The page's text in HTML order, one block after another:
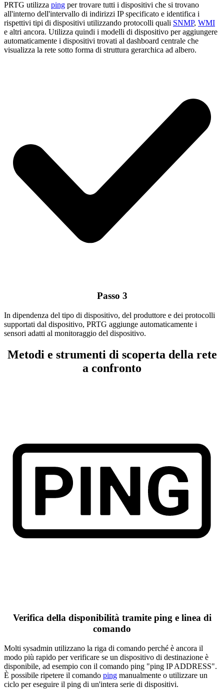
PRTG utilizza ping per trovare tutti i dispositivi che si trovano
all'interno dell'intervallo di indirizzi IP specificato e identifica i
rispettivi tipi di dispositivi utilizzando protocolli quali SNMP, WMI
e altri ancora. Utilizza quindi i modelli di dispositivo per aggiungere
automaticamente i dispositivi trovati al dashboard centrale che
visualizza la rete sotto forma di struttura gerarchica ad albero.
Passo 3
In dipendenza del tipo di dispositivo, del produttore e dei protocolli
supportati dal dispositivo, PRTG aggiunge automaticamente i
sensori adatti al monitoraggio del dispositivo.
Metodi e strumenti di scoperta della rete
a confronto
Verifica della disponibilità tramite ping e linea di
comando
Molti sysadmin utilizzano la riga di comando perché è ancora il
modo più rapido per verificare se un dispositivo di destinazione è
disponibile, ad esempio con il comando ping "ping IP ADDRESS".
È possibile ripetere il comando ping manualmente o utilizzare un
ciclo per eseguire il ping di un'intera serie di dispositivi.